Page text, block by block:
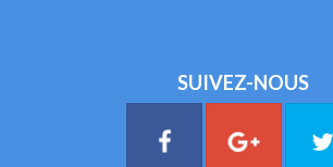
SUIVEZ-NOUS